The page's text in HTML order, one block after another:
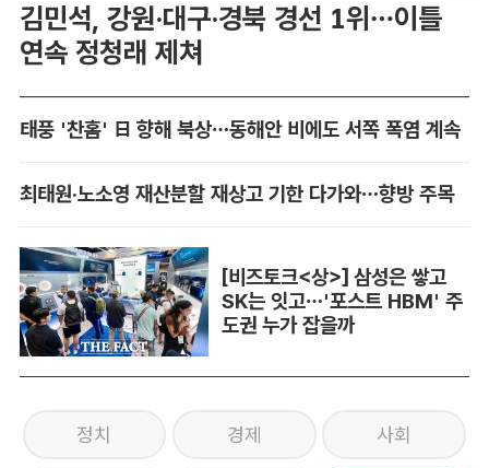
김민석, 강원·대구·경북 경선 1위…이틀
연속 정청래 제쳐
태풍 '찬홈' 日 향해 북상…동해안 비에도 서쪽 폭염 계속
최태원·노소영 재산분할 재상고 기한 다가와…향방 주목
[비즈토크<상>] 삼성은 쌓고
SK는 잇고…'포스트 HBM' 주
도권 누가 잡을까
정치 경제 사회